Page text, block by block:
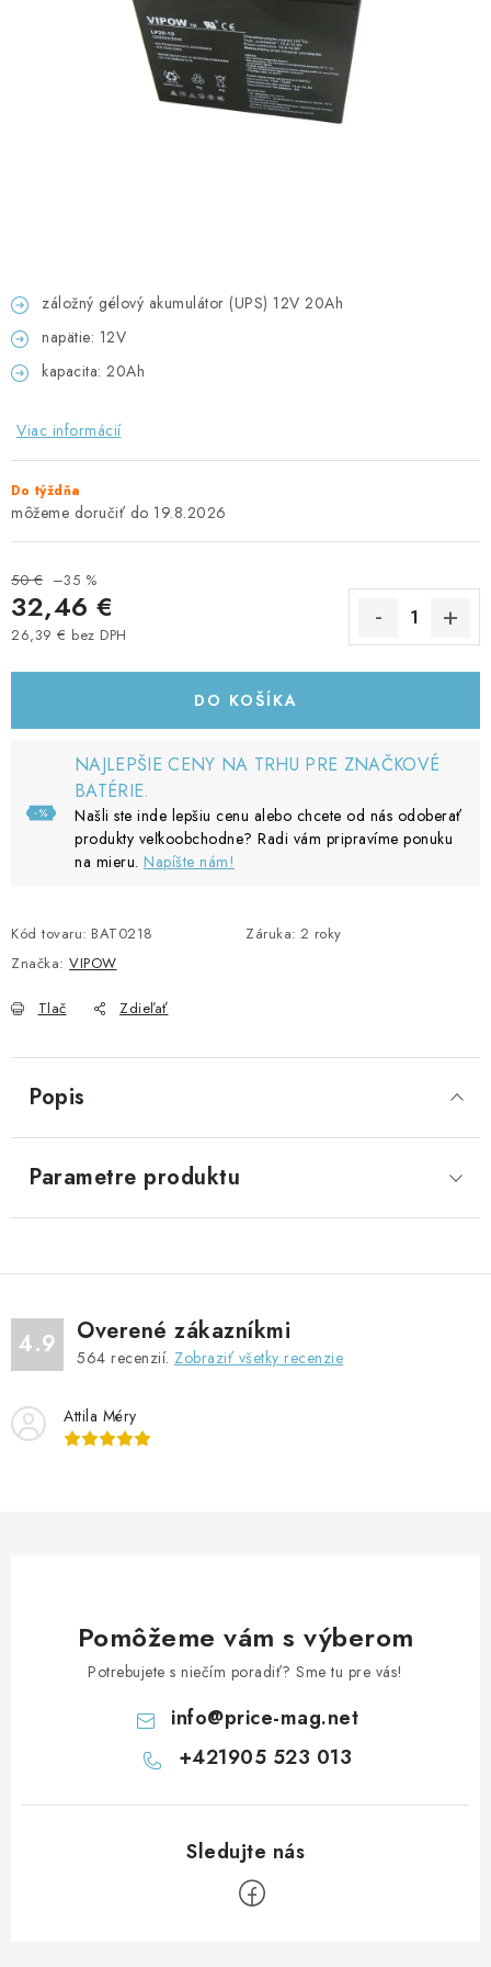
KÁBLE A KONEKTORY
KONTAKTY
záložný gélový akumulátor (UPS) 12V 20Ah
napätie: 12V
kapacita: 20Ah
Viac informácií
Do týždňa
19.8.2026
50 € –35 %
32,46 €
26,39 € bez DPH
DO KOŠÍKA
NAJLEPŠIE CENY NA TRHU PRE ZNAČKOVÉ
BATÉRIE.
Našli ste inde lepšiu cenu alebo chcete od nás odoberať
produkty veľkoobchodne? Radi vám pripravíme ponuku
na mieru. Napíšte nám!
Kód tovaru: BAT0218 Záruka: 2 roky
Značka: VIPOW
Tlač Zdieľať
Popis
Parametre produktu
4.9 Overené zákazníkmi
564 recenzií. Zobraziť všetky recenzie
Attila Méry
Pomôžeme vám s výberom
Potrebujete s niečím poradiť? Sme tu pre vás!
info@price-mag.net
+421905 523 013